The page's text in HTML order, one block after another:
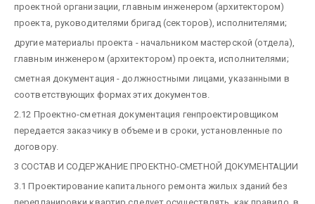
проектной организации, главным инженером (архитектором)
проекта, руководителями бригад (секторов), исполнителями;
другие материалы проекта - начальником мастерской (отдела),
главным инженером (архитектором) проекта, исполнителями;
сметная документация - должностными лицами, указанными в
соответствующих формах этих документов.
2.12 Проектно-сметная документация генпроектировщиком
передается заказчику в объеме и в сроки, установленные по
договору.
3 СОСТАВ И СОДЕРЖАНИЕ ПРОЕКТНО-СМЕТНОЙ ДОКУМЕНТАЦИИ
3.1 Проектирование капитального ремонта жилых зданий без
перепланировки квартир следует осуществлять, как правило, в